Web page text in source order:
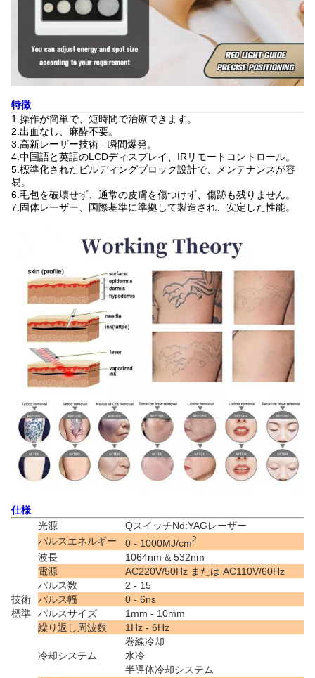
特徴
1.操作が簡単で、短時間で治療できます。
2.出血なし、麻酔不要。
3.高新レーザー技術 - 瞬間爆発。
4.中国語と英語のLCDディスプレイ、IRリモートコントロール。
5.標準化されたビルディングブロック設計で、メンテナンスが容
易。
6.毛包を破壊せず、通常の皮膚を傷つけず、傷跡も残りません。
7.固体レーザー、国際基準に準拠して製造され、安定した性能。
仕様
技術
標準
光源
QスイッチNd:YAGレーザー
パルスエネルギー
0 - 1000MJ/cm2
波長
1064nm & 532nm
電源
AC220V/50Hz または AC110V/60Hz
パルス数
2 - 15
パルス幅
0 - 6ns
パルスサイズ
1mm - 10mm
繰り返し周波数
1Hz - 6Hz
冷却システム
巻線冷却
水冷
半導体冷却システム